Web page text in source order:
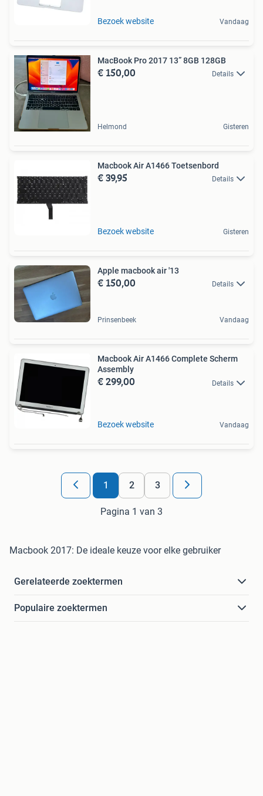
Bezoek website Vandaag
MacBook Pro 2017 13” 8GB 128GB
€ 150,00 Details
Helmond Gisteren
Macbook Air A1466 Toetsenbord
€ 39,95 Details
Bezoek website Gisteren
Apple macbook air '13
€ 150,00 Details
Prinsenbeek Vandaag
Macbook Air A1466 Complete Scherm
Assembly
€ 299,00 Details
Bezoek website Vandaag
1 2 3
Pagina 1 van 3
Macbook 2017: De ideale keuze voor elke gebruiker
Gerelateerde zoektermen
Populaire zoektermen